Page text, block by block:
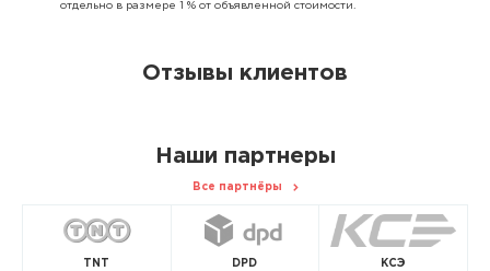
отдельно в размере 1 % от объявленной стоимости.
Отзывы клиентов
Наши партнеры
Все партнёры
TNT DPD КСЭ